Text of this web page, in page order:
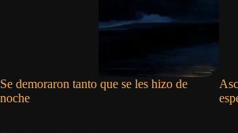
Se demoraron tanto que se les hizo de
noche